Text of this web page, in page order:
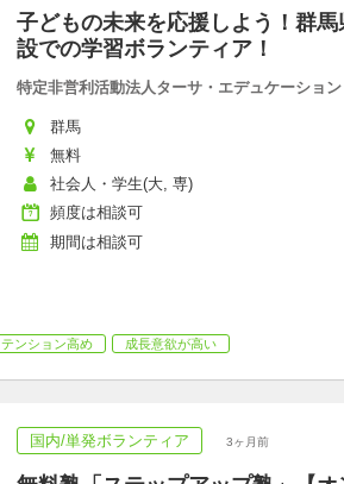
子どもの未来を応援しよう！群
設での学習ボランティア！
特定非営利活動法人ターサ・エデュケーション
群馬
無料
社会人・学生(大, 専)
頻度は相談可
期間は相談可
テンション高め 成長意欲が高い
国内/単発ボランティア 3ヶ月前